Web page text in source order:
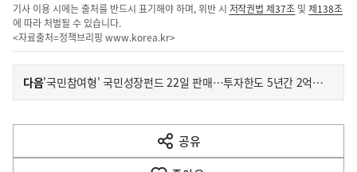
기사 이용 시에는 출처를 반드시 표기해야 하며, 위반 시 저작권법 제37조 및제138조
에 따라 처벌될 수 있습니다.
<자료출처=정책브리핑 www.korea.kr>
이
전
다
음
다음기
'국민참여형' 국민성장펀드 22일 판매…투자한도 5년간 2억 원
공유
열
기